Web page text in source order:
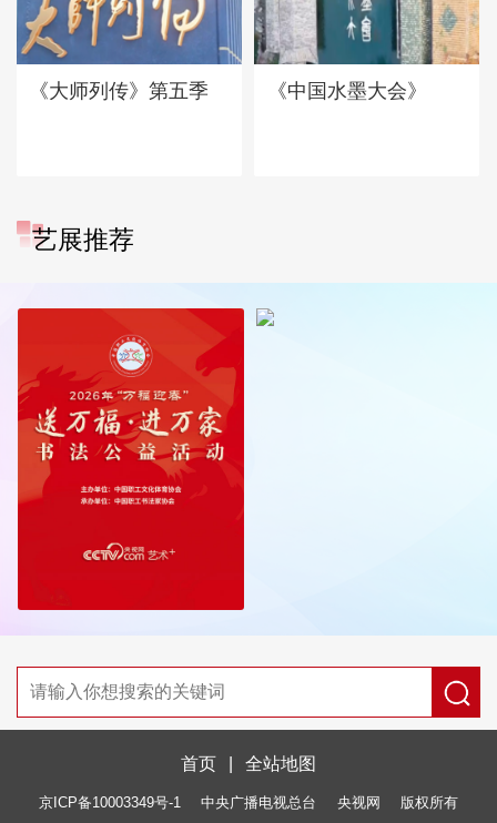
《大师列传》第五季 《中国水墨大会》
艺展推荐
首页 全站地图
京ICP备10003349号-1 中央广播电视总台 央视网 版权所有